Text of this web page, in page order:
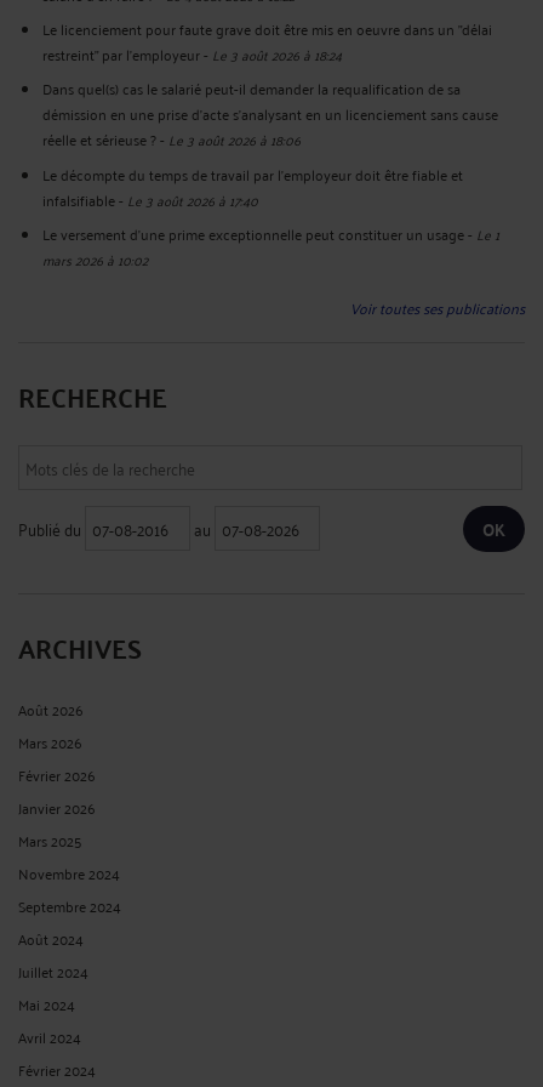
Le licenciement pour faute grave doit être mis en oeuvre dans un "délai
restreint" par l'employeur- Le 3 août 2026 à 18:24
Dans quel(s) cas le salarié peut-il demander la requalification de sa
démission en une prise d'acte s'analysant en un licenciement sans cause
réelle et sérieuse ?- Le 3 août 2026 à 18:06
Le décompte du temps de travail par l'employeur doit être fiable et
infalsifiable- Le 3 août 2026 à 17:40
Le versement d'une prime exceptionnelle peut constituer un usage- Le 1
mars 2026 à 10:02
Voir toutes ses publications
RECHERCHE
Publié du au
ARCHIVES
Août 2026
Mars 2026
Février 2026
Janvier 2026
Mars 2025
Novembre 2024
Septembre 2024
Août 2024
Juillet 2024
Mai 2024
Avril 2024
Février 2024